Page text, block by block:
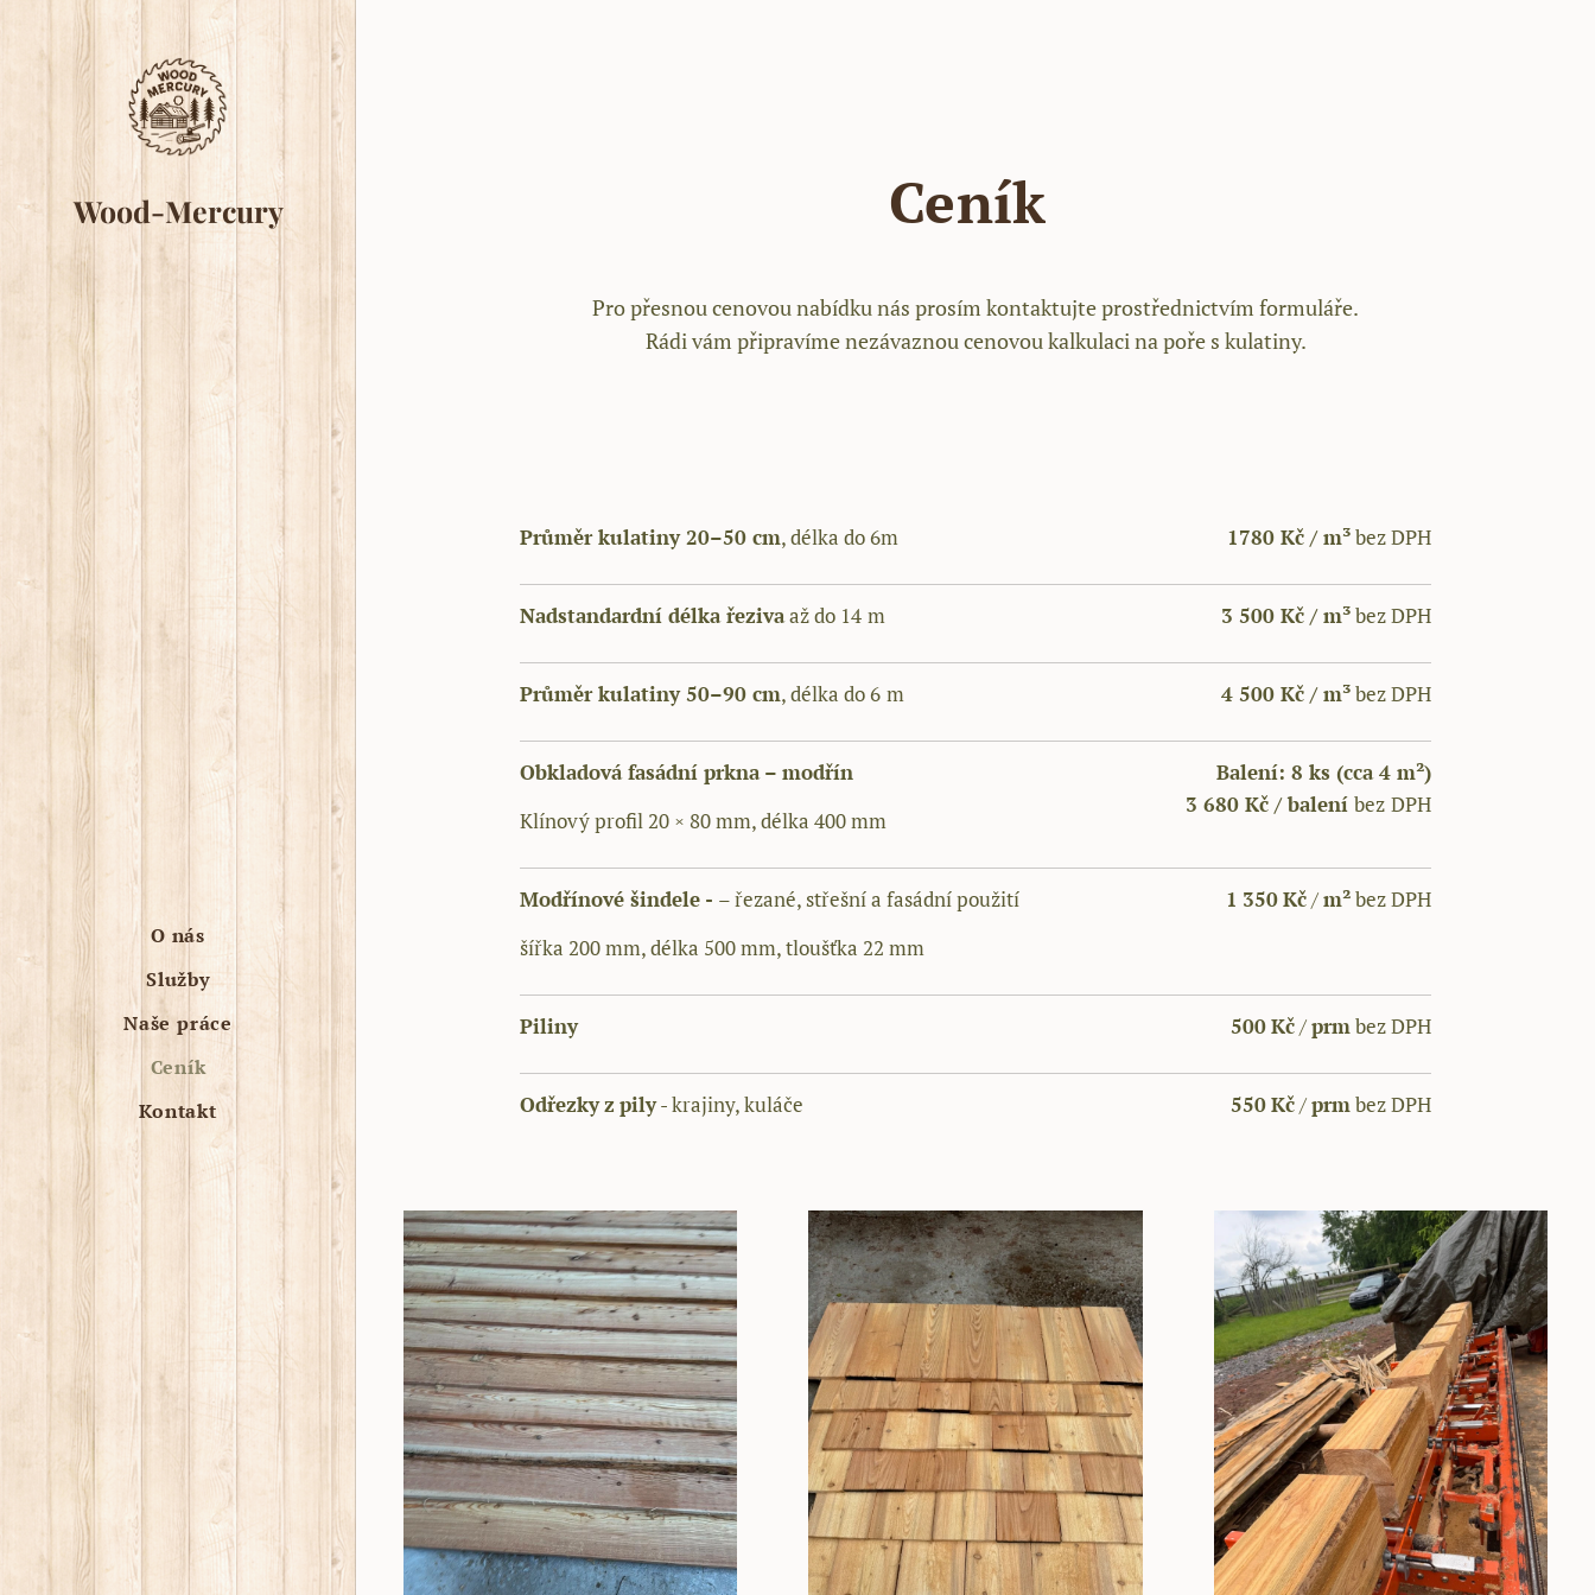
Wood-Mercury
O nás
Služby
Naše práce
Ceník
Kontakt
Ceník
Pro přesnou cenovou nabídku nás prosím kontaktujte prostřednictvím formuláře.
Rádi vám připravíme nezávaznou cenovou kalkulaci na poře s kulatiny.
Průměr kulatiny 20–50 cm, délka do 6m 1780 Kč / m³bez DPH
Nadstandardní délka řezivaaž do 14 m 3 500 Kč / m³bez DPH
Průměr kulatiny 50–90 cm, délka do 6 m 4 500 Kč / m³bez DPH
Obkladová fasádní prkna – modřín
Klínový profil 20 × 80 mm, délka 400 mm
Balení: 8 ks (cca 4 m²)
3 680 Kč / balení bez DPH
Modřínové šindele - – řezané, střešní a fasádní použití
šířka 200 mm, délka 500 mm, tloušťka 22 mm
1 350Kč/m²bez DPH
Piliny 500Kč/prmbez DPH
Odřezkyzpily- krajiny, kuláče 550Kč/prmbez DPH